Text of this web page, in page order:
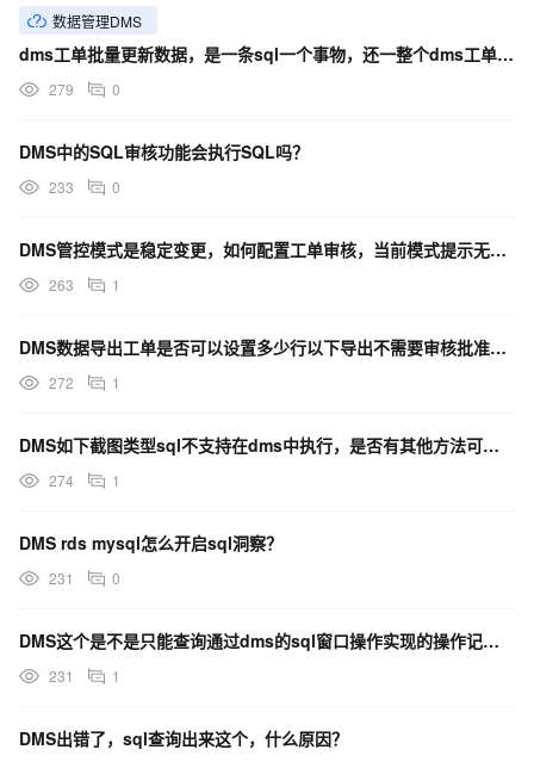
数据管理DMS
dms工单批量更新数据，是一条sql一个事物，还一整个dms工单一个事物？
279 0
DMS中的SQL审核功能会执行SQL吗？
233 0
DMS管控模式是稳定变更，如何配置工单审核，当前模式提示无需审核？
263 1
DMS数据导出工单是否可以设置多少行以下导出不需要审核批准呢？
272 1
DMS如下截图类型sql不支持在dms中执行，是否有其他方法可以转换后执行这类sql呢？
274 1
DMS rds mysql怎么开启sql洞察？
231 0
DMS这个是不是只能查询通过dms的sql窗口操作实现的操作记录？
231 1
DMS出错了，sql查询出来这个，什么原因？